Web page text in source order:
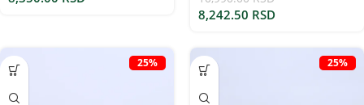
8,242.50 RSD
25% 25%